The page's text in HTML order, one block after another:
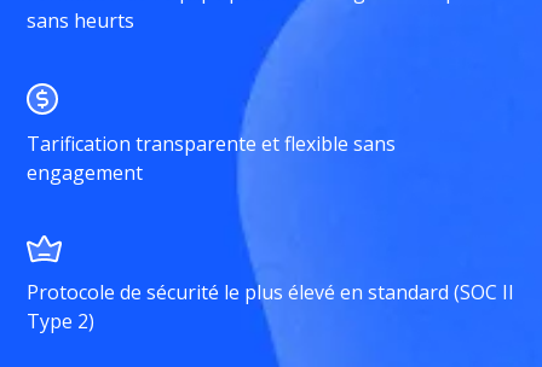
sans heurts
Tarification transparente et flexible sans
engagement
Protocole de sécurité le plus élevé en standard (SOC II
Type 2)